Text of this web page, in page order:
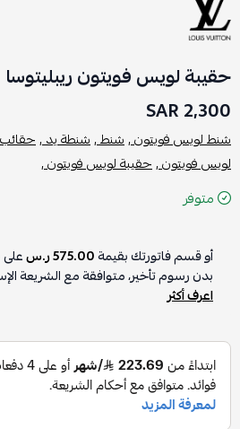
حقيبة لويس فويتون ريبليتوسا
2,300 SAR
شنط لويس فويتون ,شنط ,شنطة يد ,
لويس فويتون ,حقيبة لويس فويتون ,
متوفر
أو قسم فاتورتك بقيمة575.00 ر.س على
بدون رسوم تأخير، متوافقة مع الشريعة
اعرف أكثر